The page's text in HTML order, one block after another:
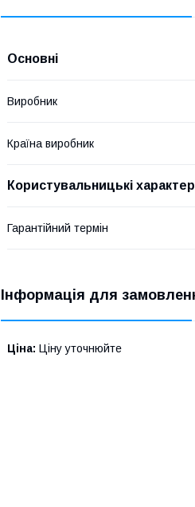
Основні
Виробник
Країна виробник
Користувальницькі
Гарантійний термін
Інформація для
Ціна: Ціну уточнюйте